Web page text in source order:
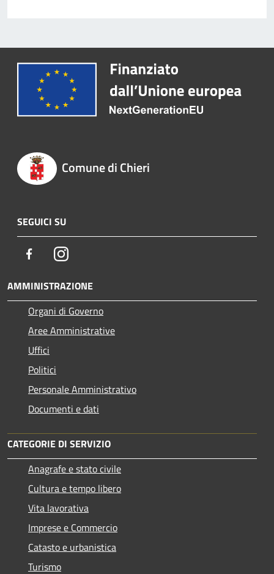
Comune di Chieri
SEGUICI SU
FacebookInstagram
AMMINISTRAZIONE
Organi di Governo
Aree Amministrative
Uffici
Politici
Personale Amministrativo
Documenti e dati
CATEGORIE DI SERVIZIO
Anagrafe e stato civile
Cultura e tempo libero
Vita lavorativa
Imprese e Commercio
Catasto e urbanistica
Turismo